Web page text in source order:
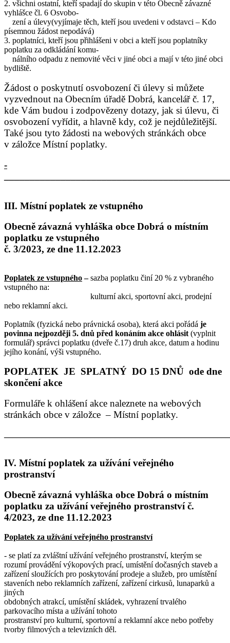
2. všichni ostatní, kteří spadají do skupin v této Obecně závazné
vyhlášce čl. 6 Osvobo-
zení a úlevy(vyjímaje těch, kteří jsou uvedeni v odstavci – Kdo
písemnou žádost nepodává)
3. poplatníci, kteří jsou přihlášeni v obci a kteří jsou poplatníky
poplatku za odkládání komu-
nálního odpadu z nemovité věci v jiné obci a mají v této jiné obci
bydliště.
Žádost o poskytnutí osvobození či úlevy si můžete
vyzvednout na Obecním úřadě Dobrá, kancelář č. 17,
kde Vám budou i zodpovězeny dotazy, jak si úlevu, či
osvobození vyřídit, a hlavně kdy, což je nejdůležitější.
Také jsou tyto žádosti na webových stránkách obce
v záložce Místní poplatky.
­­­­­­­­­­­­­­­­­­­­­­­
III. Místní poplatek ze vstupného
Obecně závazná vyhláška obce Dobrá o místním
poplatku ze vstupného
č. 3/2023, ze dne 11.12.2023
Poplatek ze vstupného–sazba poplatku činí 20 % z vybraného
vstupného na:
kulturní akci, sportovní akci, prodejní
nebo reklamní akci.
Poplatník (fyzická nebo právnická osoba), která akci pořádá je
povinna nejpozději 5. dnů před konáním akce ohlásit(vyplnit
formulář) správci poplatku (dveře č.17) druh akce, datum a hodinu
jejího konání, výši vstupného.
POPLATEK JE SPLATNÝ DO 15 DNŮ ode dne
skončení akce
Formuláře k ohlášení akce naleznete na webových
stránkách obce v záložce – Místní poplatky.
IV. Místní poplatek za užívání veřejného
prostranství
Obecně závazná vyhláška obce Dobrá o místním
poplatku za užívání veřejného prostranství č.
4/2023, ze dne 11.12.2023
Poplatek za užívání veřejného prostranství
- se platí za zvláštní užívání veřejného prostranství, kterým se
rozumí provádění výkopových prací, umístění dočasných staveb a
zařízení sloužících pro poskytování prodeje a služeb, pro umístění
staveních nebo reklamních zařízení, zařízení cirkusů, lunaparků a
jiných
obdobných atrakcí, umístění skládek, vyhrazení trvalého
parkovacího místa a užívání tohoto
prostranství pro kulturní, sportovní a reklamní akce nebo potřeby
tvorby filmových a televizních děl.